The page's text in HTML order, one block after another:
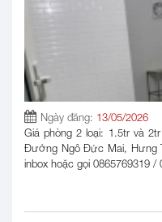
Ngày đăng: 13/05/2026
Giá phòng 2 loại: 1.5tr và
Đường Ngô Đức Mai, Hưng
inbox hoặc gọi 0865769319 /